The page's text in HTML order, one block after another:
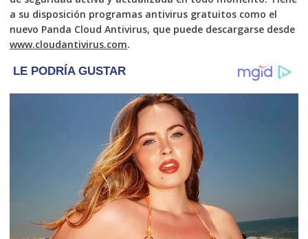
a su disposición programas antivirus gratuitos como el
nuevo Panda Cloud Antivirus, que puede descargarse desde
www.cloudantivirus.com.